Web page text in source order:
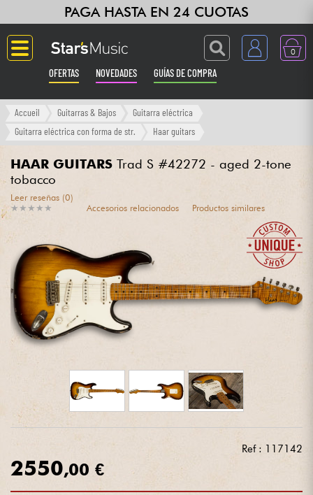
PAGA HASTA EN 24 CUOTAS
0
OFERTAS NOVEDADES GUÍAS DE COMPRA
Langue
Ampli & Efectos
Sintetizadores & samplers
Grabación
Auriculares
Luces
Accueil Guitarras & Bajos
Guitarra eléctrica
Guitarra eléctrica con forma de str.
Haar guitars
HAAR GUITARS Trad S #42272 - aged 2-tone
tobacco
★ ★ ★ ★ ★
★ ★ ★ ★ ★
Leer reseñas (0)
Accesorios relacionados
Productos similares
Ref : 117142
2550,00 €